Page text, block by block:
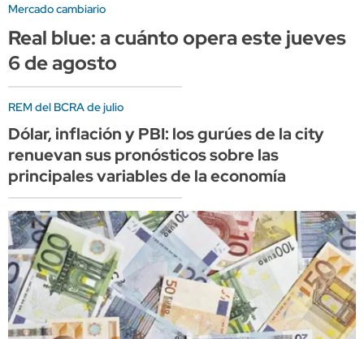
Mercado cambiario
Real blue: a cuánto opera este jueves
6 de agosto
REM del BCRA de julio
Dólar, inflación y PBI: los gurúes de la city
renuevan sus pronósticos sobre las
principales variables de la economía